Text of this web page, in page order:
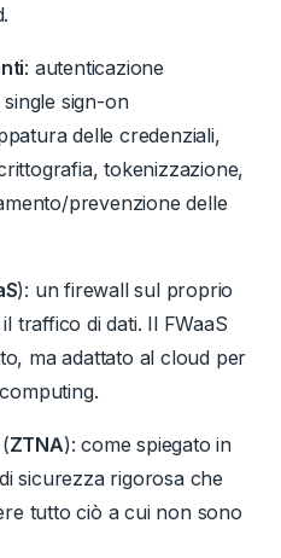
: autenticazione
sign-on
delle credenziali,
tokenizzazione,
prevenzione delle
): un firewall sul proprio
traffico di dati. Il FWaaS
ma adattato al cloud per
(ZTNA): come spiegato in
sicurezza rigorosa che
tutto ciò a cui non sono